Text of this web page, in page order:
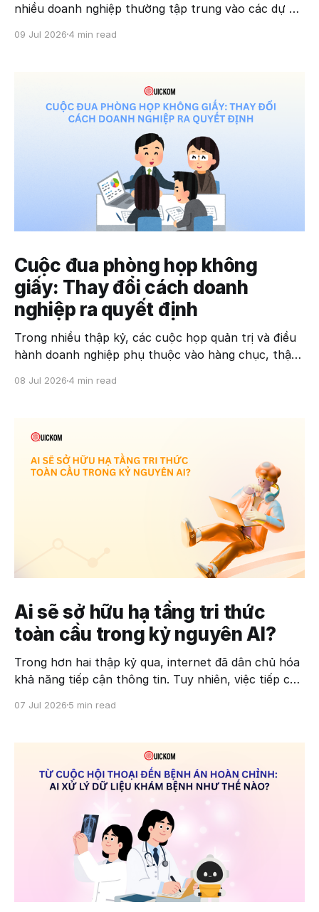
nhiều doanh nghiệp thường tập trung vào các dự án
lượng. Tuy nhiên, một thay đổi tưởng chừng rất nhỏ
09 Jul 2026 4 min read
Cuộc đua phòng họp không
giấy: Thay đổi cách doanh
nghiệp ra quyết định
Trong nhiều thập kỷ, các cuộc họp quản trị và điều
hành doanh nghiệp phụ thuộc vào hàng chục, thậm
08 Jul 2026 4 min read
Ai sẽ sở hữu hạ tầng tri thức
toàn cầu trong kỷ nguyên AI?
Trong hơn hai thập kỷ qua, internet đã dân chủ hóa
khả năng tiếp cận thông tin. Tuy nhiên, việc tiếp cận
thức. Khi trí tuệ nhân tạo (AI) bước vào giai đoạn
07 Jul 2026 5 min read